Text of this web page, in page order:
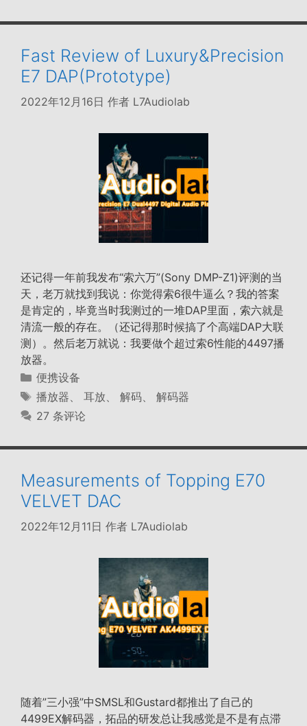
Fast Review of Luxury&Precision
E7 DAP(Prototype)
2022年12月16日 作者 L7Audiolab
还记得一年前我发布“索六万”(Sony DMP-Z1)评测的当
天，老万就找到我说：你觉得索6很牛逼么？我的答案
是肯定的，毕竟当时我测过的一堆DAP里面，索六就是
清流一般的存在。（还记得那时候搞了个高端DAP大联
测）。然后老万就说：我要做个超过索6性能的4497播
放器。
分
类
便携设备
标
签
播放器、 耳放、 解码、 解码器
27 条评论
Measurements of Topping E70
VELVET DAC
2022年12月11日 作者 L7Audiolab
随着”三小强”中SMSL和Gustard都推出了自己的
4499EX解码器，拓品的研发总让我感觉是不是有点滞